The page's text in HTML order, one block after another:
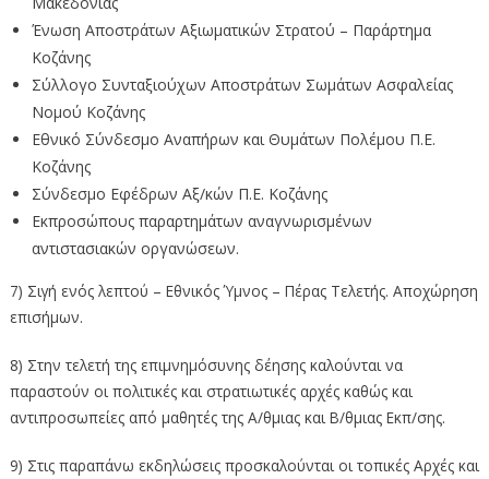
Ένωση Αποστράτων Αξιωματικών Στρατού – Παράρτημα
Κοζάνης
Σύλλογο Συνταξιούχων Αποστράτων Σωμάτων Ασφαλείας
Νομού Κοζάνης
Εθνικό Σύνδεσμο Αναπήρων και Θυμάτων Πολέμου Π.Ε.
Κοζάνης
Σύνδεσμο Εφέδρων Αξ/κών Π.Ε. Κοζάνης
Εκπροσώπους παραρτημάτων αναγνωρισμένων
αντιστασιακών οργανώσεων.
7) Σιγή ενός λεπτού – Εθνικός Ύμνος – Πέρας Τελετής. Αποχώρηση
επισήμων.
8) Στην τελετή της επιμνημόσυνης δέησης καλούνται να
παραστούν οι πολιτικές και στρατιωτικές αρχές καθώς και
αντιπροσωπείες από μαθητές της Α/θμιας και Β/θμιας Εκπ/σης.
9) Στις παραπάνω εκδηλώσεις προσκαλούνται οι τοπικές Αρχές και